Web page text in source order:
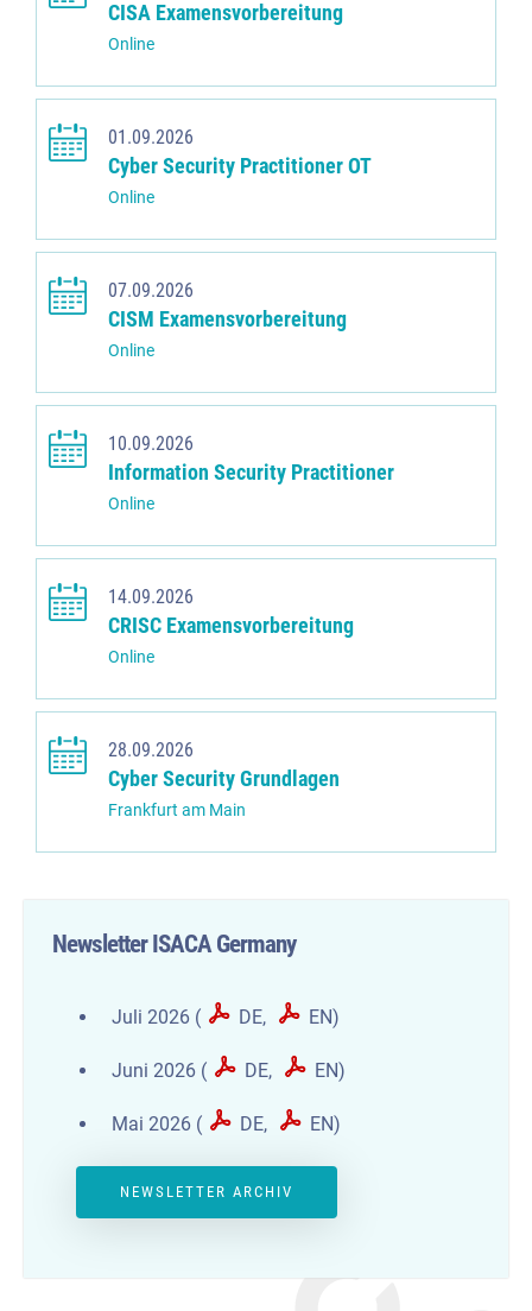
CISA Examensvorbereitung
Online
01.09.2026
Cyber Security Practitioner OT
Online
07.09.2026
CISM Examensvorbereitung
Online
10.09.2026
Information Security Practitioner
Online
14.09.2026
CRISC Examensvorbereitung
Online
28.09.2026
Cyber Security Grundlagen
Frankfurt am Main
Newsletter ISACA Germany
Juli 2026 ( DE, EN)
Juni 2026 ( DE, EN)
Mai 2026 ( DE, EN)
NEWSLETTER ARCHIV